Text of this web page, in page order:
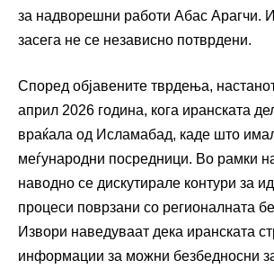
за надворешни работи Абас Арагчи.
засега не се независно потврдени.
Според објавените тврдења,
април 2026 година, кога иранската
враќала од Исламабад, каде што
меѓународни посредници. Во рамки
наводно се дискутирале контури за
процеси поврзани со регионалната
Извори наведуваат дека иранската
информации за можни безбедносни